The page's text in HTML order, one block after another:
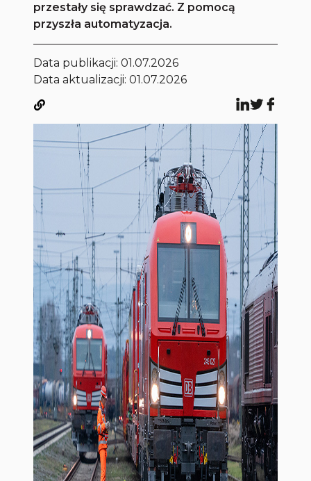
przestały się sprawdzać. Z pomocą
przyszła automatyzacja.
Data publikacji:01.07.2026
Data aktualizacji: 01.07.2026